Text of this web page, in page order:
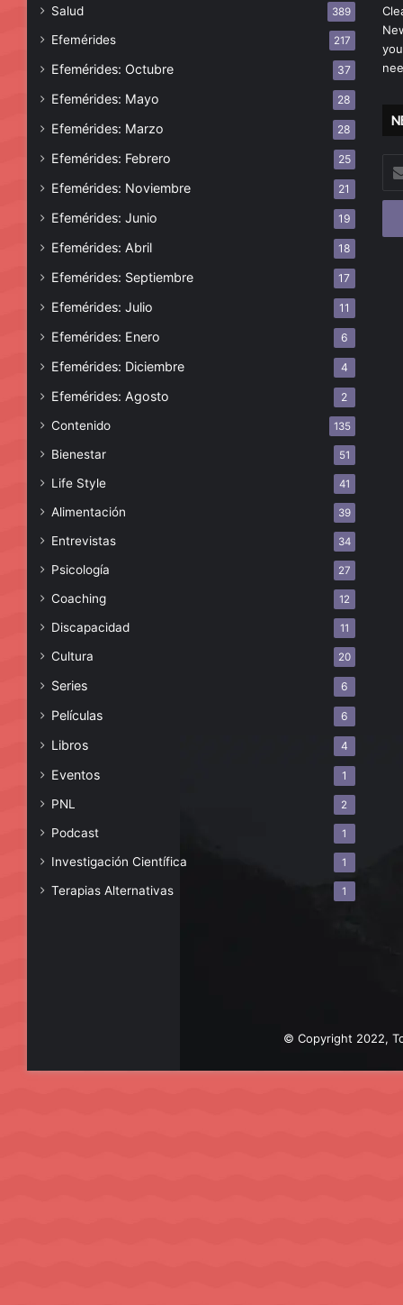
Salud 389
Efemérides 217
Efemérides: Octubre 37
Efemérides: Mayo 28
Efemérides: Marzo 28
Efemérides: Febrero 25
Efemérides: Noviembre 21
Efemérides: Junio 19
Efemérides: Abril 18
Efemérides: Septiembre 17
Efemérides: Julio 11
Efemérides: Enero 6
Efemérides: Diciembre 4
Efemérides: Agosto 2
Contenido 135
Bienestar 51
Life Style 41
Alimentación 39
Entrevistas 34
Psicología 27
Coaching 12
Discapacidad 11
Cultura 20
Series 6
Películas 6
Libros 4
Eventos 1
PNL 2
Podcast 1
Investigación Científica 1
Terapias Alternativas 1
© Copyright 2022,